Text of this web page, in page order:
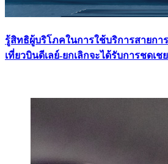
รู้สิทธิผู้บริโภคในการใช้บริการสายกา
เที่ยวบินดีเลย์-ยกเลิกจะได้รับการชดเช